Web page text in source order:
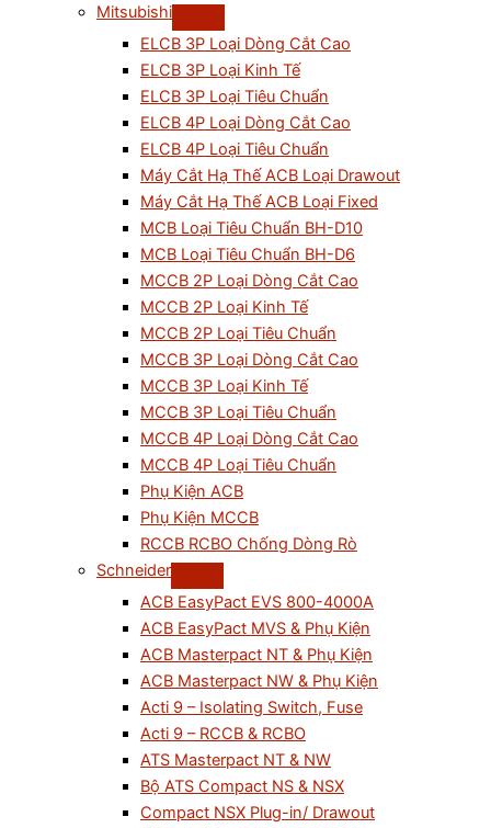
Mitsubishi
ELCB 3P Loại Dòng Cắt Cao
ELCB 3P Loại Kinh Tế
ELCB 3P Loại Tiêu Chuẩn
ELCB 4P Loại Dòng Cắt Cao
ELCB 4P Loại Tiêu Chuẩn
Máy Cắt Hạ Thế ACB Loại Drawout
Máy Cắt Hạ Thế ACB Loại Fixed
MCB Loại Tiêu Chuẩn BH-D10
MCB Loại Tiêu Chuẩn BH-D6
MCCB 2P Loại Dòng Cắt Cao
MCCB 2P Loại Kinh Tế
MCCB 2P Loại Tiêu Chuẩn
MCCB 3P Loại Dòng Cắt Cao
MCCB 3P Loại Kinh Tế
MCCB 3P Loại Tiêu Chuẩn
MCCB 4P Loại Dòng Cắt Cao
MCCB 4P Loại Tiêu Chuẩn
Phụ Kiện ACB
Phụ Kiện MCCB
RCCB RCBO Chống Dòng Rò
Schneider
ACB EasyPact EVS 800-4000A
ACB EasyPact MVS & Phụ Kiện
ACB Masterpact NT & Phụ Kiện
ACB Masterpact NW & Phụ Kiện
Acti 9 – Isolating Switch, Fuse
Acti 9 – RCCB & RCBO
ATS Masterpact NT & NW
Bộ ATS Compact NS & NSX
Compact NSX Plug-in/ Drawout